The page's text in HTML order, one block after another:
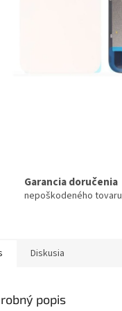
Garancia doručenia
nepoškodeného tovaru
Diskusia
popis